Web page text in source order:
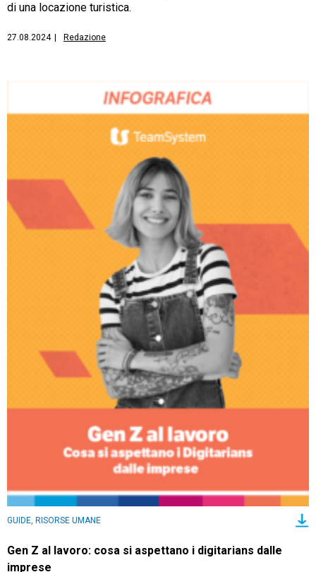
di una locazione turistica.
27.08.2024 Redazione
GUIDE, RISORSE UMANE
Gen Z al lavoro: cosa si aspettano i digitarians dalle
imprese